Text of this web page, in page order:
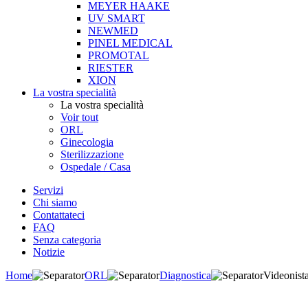
MEYER HAAKE
UV SMART
NEWMED
PINEL MEDICAL
PROMOTAL
RIESTER
XION
La vostra specialità
La vostra specialità
Voir tout
ORL
Ginecologia
Sterilizzazione
Ospedale / Casa
Servizi
Chi siamo
Contattateci
FAQ
Senza categoria
Notizie
Home
ORL Diagnostica